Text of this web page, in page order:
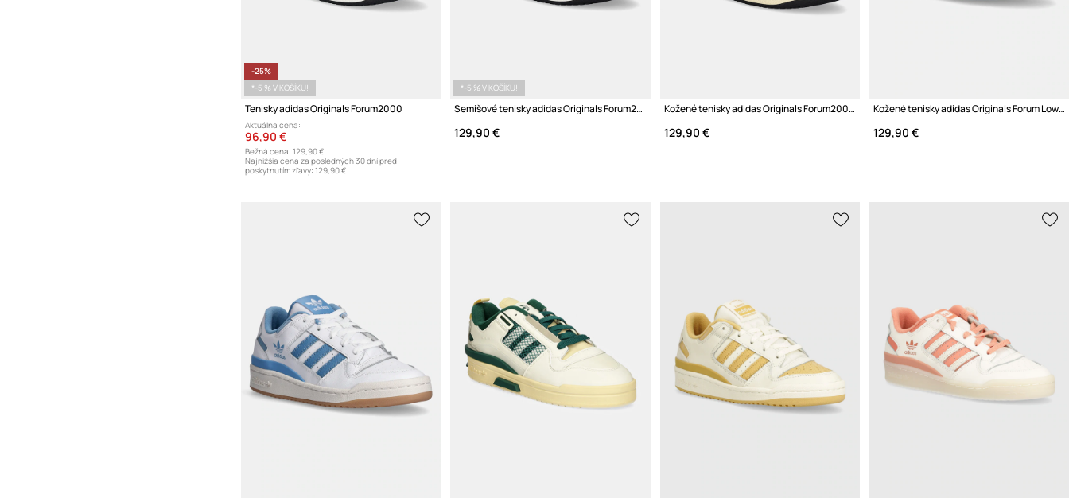
-25%
*-5 % V KOŠÍKU!
Tenisky adidas Originals Forum2000
Aktuálna cena:
96,90 €
Bežná cena: 129,90 €
Najnižšia cena za posledných 30 dní pred
poskytnutím zľavy: 129,90 €
*-5 % V KOŠÍKU!
Semišové tenisky adidas Originals Forum2000
129,90 €
Kožené tenisky adidas Originals Forum2000
129,90 €
Kožené tenisky adidas Originals Forum Low Cl W
129,90 €